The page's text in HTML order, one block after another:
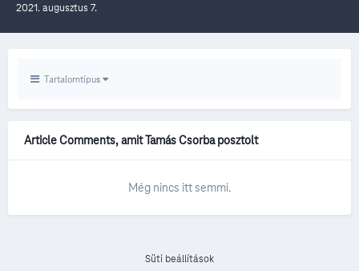
2021. augusztus 7.
Tartalomtípus
Article Comments, amit Tamás Csorba posztolt
Még nincs itt semmi.
Süti beállítások